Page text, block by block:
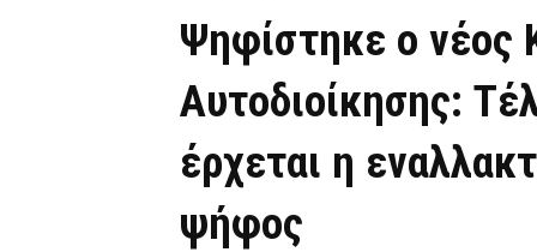
Ψηφίστηκε ο νέος
Αυτοδιοίκησης:
έρχεται η
ψήφος